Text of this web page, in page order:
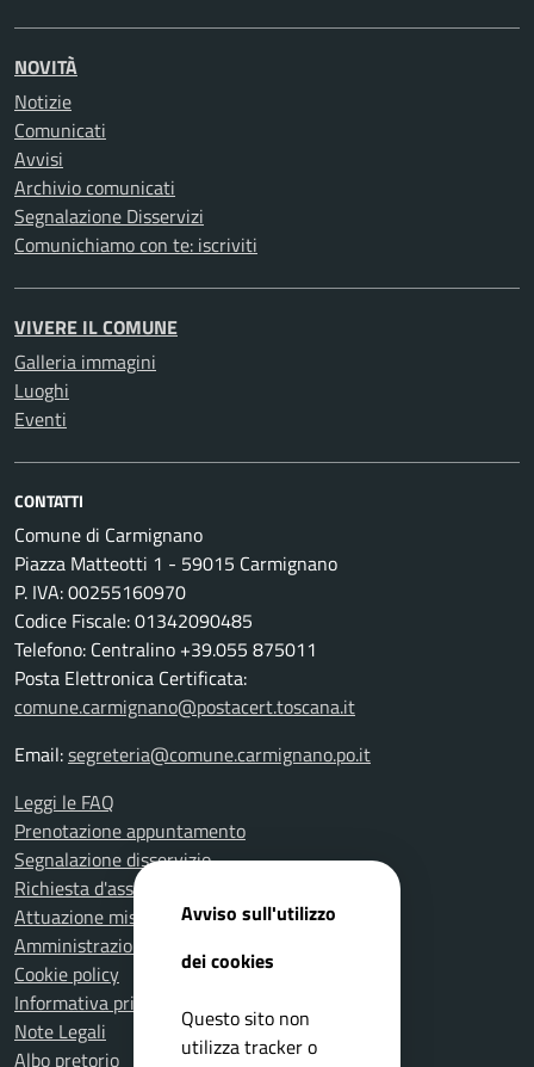
NOVITÀ
Notizie
Comunicati
Avvisi
Archivio comunicati
Segnalazione Disservizi
Comunichiamo con te: iscriviti
VIVERE IL COMUNE
Galleria immagini
Luoghi
Eventi
CONTATTI
Comune di Carmignano
Piazza Matteotti 1 - 59015 Carmignano
P. IVA: 00255160970
Codice Fiscale: 01342090485
Telefono: Centralino +39.055 875011
Posta Elettronica Certificata:
comune.carmignano@postacert.toscana.it
Email:segreteria@comune.carmignano.po.it
Leggi le FAQ
Prenotazione appuntamento
Segnalazione disservizio
Richiesta d'assistenza
Attuazione misure PNRR
Amministrazione trasparente
Cookie policy
Informativa privacy
Note Legali
Albo pretorio
Avviso sull'utilizzo
dei cookies
Questo sito non
utilizza tracker o